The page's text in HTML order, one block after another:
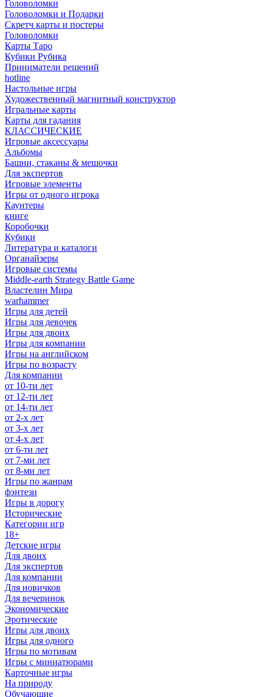
Головоломки
Головоломки и Подарки
Cкретч карты и постеры
Головоломки
Карты Таро
Кубики Рубика
Приниматели решений
hotline
Настольные игры
Художественный магнитный конструктор
Игральные карты
Карты для гадания
КЛАССИЧЕСКИЕ
Игровые аксессуары
Альбомы
Башни, стаканы & мешочки
Для экспертов
Игровые элементы
Игры от одного игрока
Каунтеры
книге
Коробочки
Кубики
Литература и каталоги
Органайзеры
Игровые системы
Middle-earth Strategy Battle Game
Властелин Мира
warhammer
Игры для детей
Игры для девочек
Игры для двоих
Игры для компании
Игры на английском
Игры по возрасту
Для компании
от 10-ти лет
от 12-ти лет
от 14-ти лет
от 2-х лет
от 3-х лет
от 4-х лет
от 6-ти лет
от 7-ми лет
от 8-ми лет
Игры по жанрам
фэнтези
Игры в дорогу
Исторические
Категории игр
18+
Детские игры
Для двоих
Для экспертов
Для компании
Для новичков
Для вечеринок
Экономические
Эротические
Игры для двоих
Игры для одного
Игры по мотивам
Игры с миниатюрами
Карточные игры
На природу
Обучающие